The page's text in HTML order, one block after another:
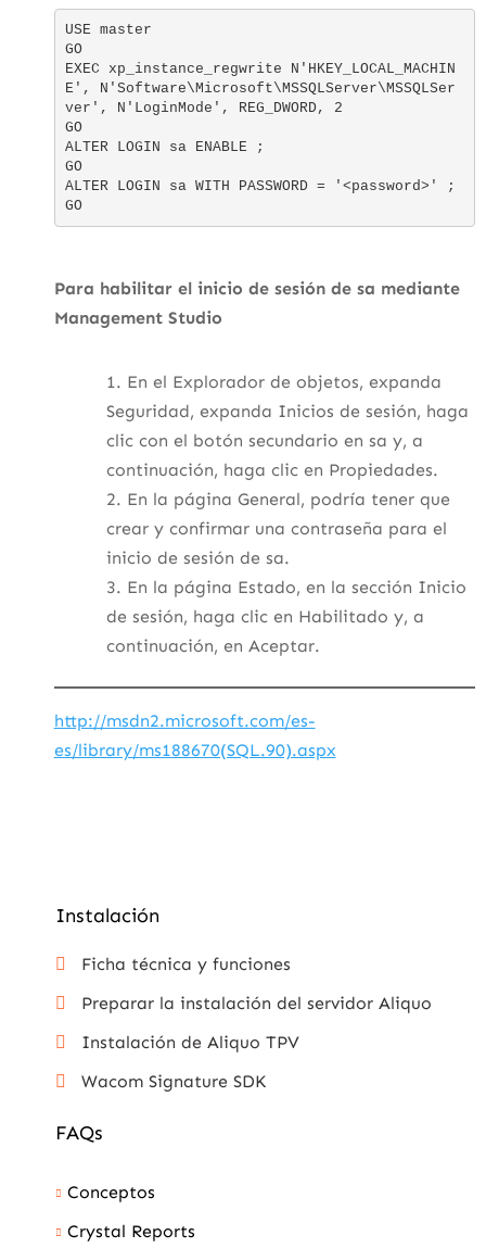
Instalación
Ficha técnica y funciones
Preparar la instalación del servidor Aliquo
Instalación de Aliquo TPV
Wacom Signature SDK
FAQs
Conceptos
Crystal Reports
USE master
GO
EXEC xp_instance_regwrite N'HKEY_LOCAL_MACHIN
E', N'Software\Microsoft\MSSQLServer\MSSQLSer
ver', N'LoginMode', REG_DWORD, 2
GO
ALTER LOGIN sa ENABLE ;
GO
ALTER LOGIN sa WITH PASSWORD = '<password>' ;
GO
Para habilitar el inicio de sesión de sa mediante
Management Studio
En el Explorador de objetos, expanda
Seguridad, expanda Inicios de sesión, haga
clic con el botón secundario en sa y, a
continuación, haga clic en Propiedades.
En la página General, podría tener que
crear y confirmar una contraseña para el
inicio de sesión de sa.
En la página Estado, en la sección Inicio
de sesión, haga clic en Habilitado y, a
continuación, en Aceptar.
http://msdn2.microsoft.com/es-
es/library/ms188670(SQL.90).aspx